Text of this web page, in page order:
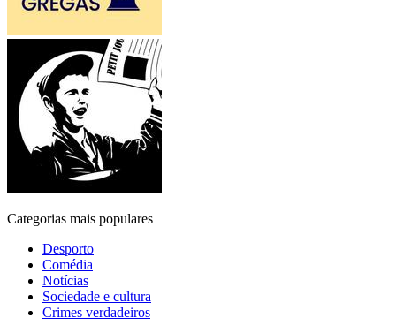
Categorias mais populares
Desporto
Comédia
Notícias
Sociedade e cultura
Crimes verdadeiros